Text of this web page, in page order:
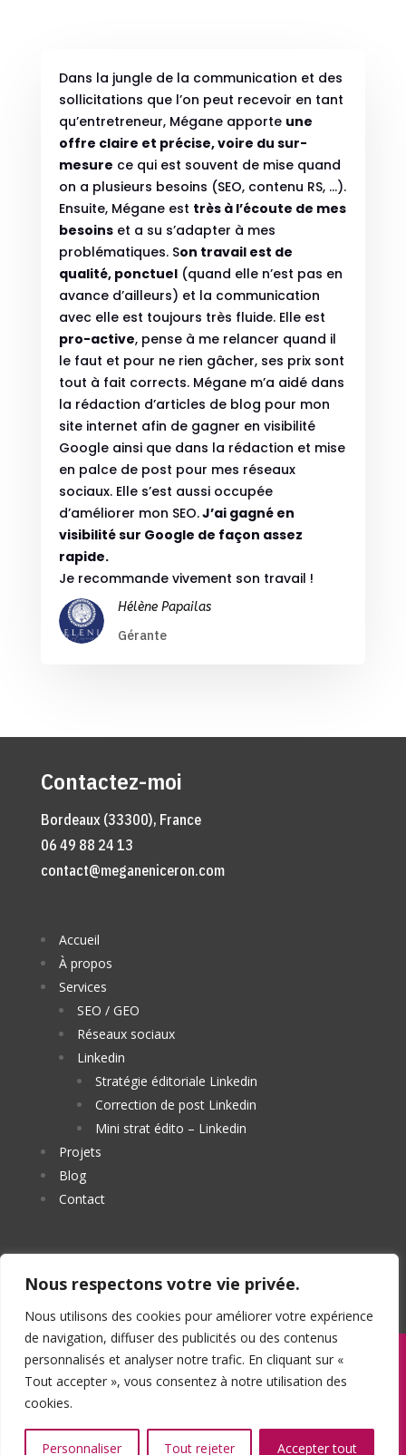
Nous respectons votre vie privée.
Nous utilisons des cookies pour améliorer votre expérience
de navigation, diffuser des publicités ou des contenus
personnalisés et analyser notre trafic. En cliquant sur «
Tout accepter », vous consentez à notre utilisation des
cookies.
Personnaliser Tout rejeter Accepter tout
Dans la jungle de la communication et des
sollicitations que l’on peut recevoir en tant
qu’entretreneur, Mégane apporte une
offre claire et précise, voire du sur-
mesure ce qui est souvent de mise quand
on a plusieurs besoins (SEO, contenu RS, …).
Ensuite, Mégane est très à l’écoute de mes
besoinset a su s’adapter à mes
problématiques. Son travail est de
qualité, ponctuel(quand elle n’est pas en
avance d’ailleurs) et la communication
avec elle est toujours très fluide. Elle est
pro-active, pense à me relancer quand il
le faut et pour ne rien gâcher, ses prix sont
tout à fait corrects. Mégane m’a aidé dans
la rédaction d’articles de blog pour mon
site internet afin de gagner en visibilité
Google ainsi que dans la rédaction et mise
en palce de post pour mes réseaux
sociaux. Elle s’est aussi occupée
d’améliorer mon SEO.J’ai gagné en
visibilité sur Google de façon assez
rapide.
Je recommande vivement son travail !
Hélène Papailas
Gérante
Contactez-moi
Bordeaux (33300), France
06 49 88 24 13
contact@meganeniceron.com
Accueil
À propos
Services
SEO / GEO
Réseaux sociaux
Linkedin
Stratégie éditoriale Linkedin
Correction de post Linkedin
Mini strat édito – Linkedin
Projets
Blog
Contact
Copyright © 2024 Mégane Niceron | Assisté par
Agence CInfography
Politique de confidentialité Mentions légales